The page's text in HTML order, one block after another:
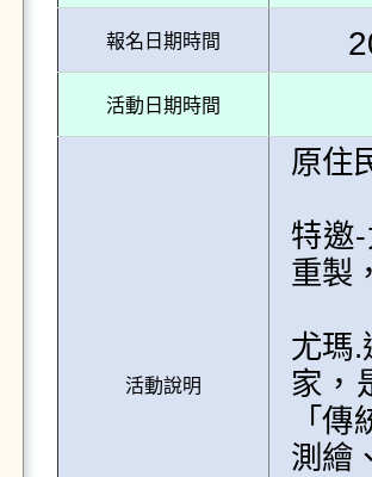
報名日期時間
活動日期時間
活動說明
原住
特邀
重製
尤瑪.
家，
「
測繪